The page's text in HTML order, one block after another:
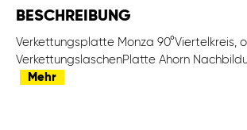
BESCHREIBUNG
Verkettungsplatte Monza 90°Viertelkreis,
VerkettungslaschenPlatte Ahorn
Mehr